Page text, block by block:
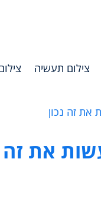
צילום תעשיה
את זה נכון
את זה